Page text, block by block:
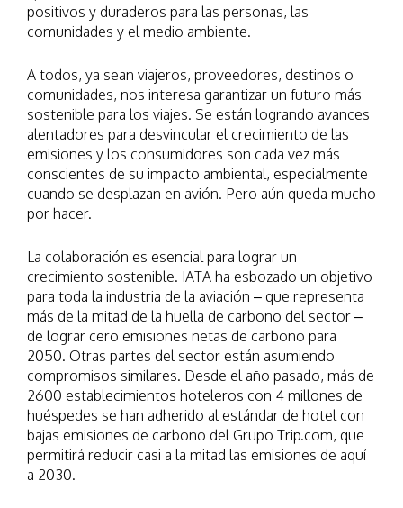
positivos y duraderos para las personas, las
comunidades y el medio ambiente.
A todos, ya sean viajeros, proveedores, destinos o
comunidades, nos interesa garantizar un futuro más
sostenible para los viajes. Se están logrando avances
alentadores para desvincular el crecimiento de las
emisiones y los consumidores son cada vez más
conscientes de su impacto ambiental, especialmente
cuando se desplazan en avión. Pero aún queda mucho
por hacer.
La colaboración es esencial para lograr un
crecimiento sostenible. IATA ha esbozado un objetivo
para toda la industria de la aviación – que representa
más de la mitad de la huella de carbono del sector –
de lograr cero emisiones netas de carbono para
2050. Otras partes del sector están asumiendo
compromisos similares. Desde el año pasado, más de
2600 establecimientos hoteleros con 4 millones de
huéspedes se han adherido al estándar de hotel con
bajas emisiones de carbono del Grupo Trip.com, que
permitirá reducir casi a la mitad las emisiones de aquí
a 2030.